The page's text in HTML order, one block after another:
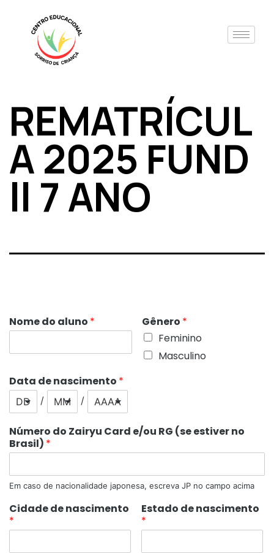
REMATRÍCUL
A 2025 FUND
ll 7 ANO
Nome do aluno * Gênero *
Feminino
Masculino
Data de nascimento *
/ /
Número do Zairyu Card e/ou RG (se estiver no
Brasil) *
Em caso de nacionalidade japonesa, escreva JP no campo acima
Cidade de nascimento
*
Estado de nascimento
*